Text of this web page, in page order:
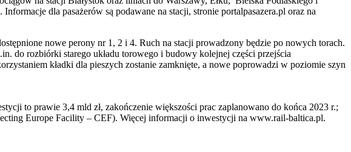
dla pasażerów są podawane na stacji, stronie portalpasazera.pl oraz na
nowe perony nr 1, 2 i 4. Ruch na stacji prowadzony będzie po nowych torach.
do rozbiórki starego układu torowego i budowy kolejnej części przejścia
kładki dla pieszych zostanie zamknięte, a nowe poprowadzi w poziomie szyn
to prawie 3,4 mld zł, zakończenie większości prac zaplanowano do końca 2023 r.;
Europe Facility – CEF). Więcej informacji o inwestycji na www.rail-baltica.pl.